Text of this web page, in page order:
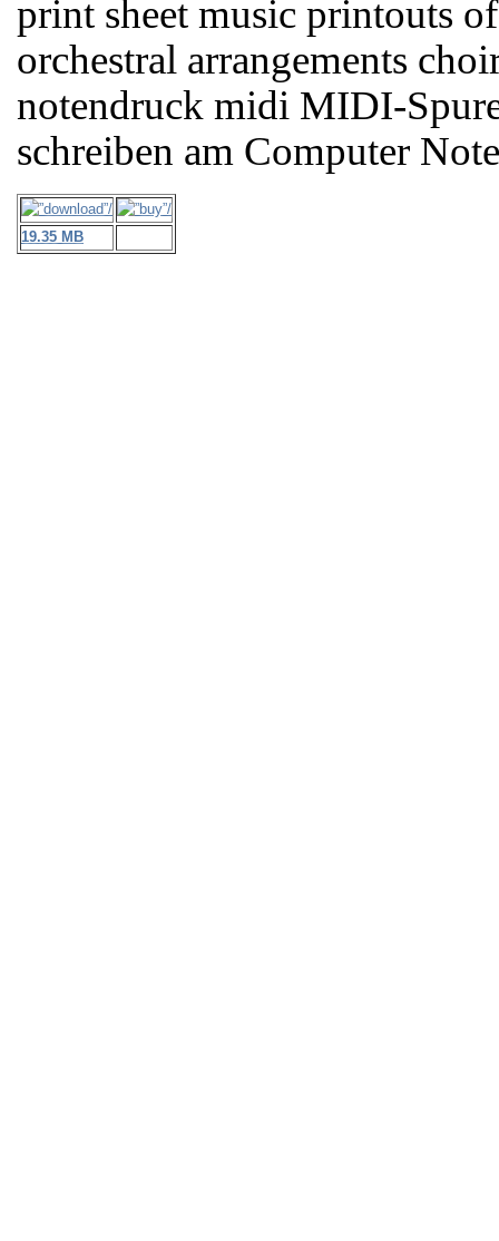
print sheet music printouts of
orchestral arrangements
notendruck midi MIDI-
schreiben am Computer
19.35 MB